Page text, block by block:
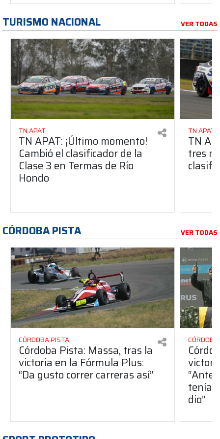
TURISMO NACIONAL VER TODAS
TN APAT
TN APAT: ¡Último momento!
Cambió el clasificador de la
Clase 3 en Termas de Río
Hondo
TN APAT
TN
tres
CÓRDOBA PISTA VER TODAS
CÓRDOBA PISTA
Córdoba Pista: Massa, tras la
victoria en la Fórmula Plus:
“Da gusto correr carreras así”
dio”